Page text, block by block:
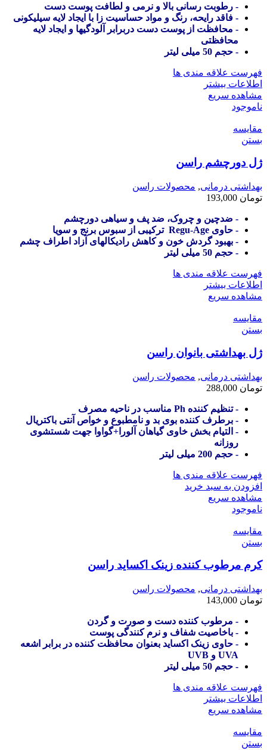
- رطوبت رسانی بالا و نرمی و لطافت پوست دست
- فاقد رایحه، رنگ و مواد حساسیت زا با ایجاد لایه سیلیکونی
- محافظت از پوست دست دربرابر آلودگیها و ایجاد لایه
محافظتی
- حجم 50 میلی لیتر
فهرست علاقه مندی ها
اطلاعات بیشتر
مشاهده سریع
ناموجود
مقایسه
بستن
ژل دورچشم راسن
بهداشتی درمانی, محصولات راسن
تومان
- ضدچین و چروک، ضد پف و سیاهی دورچشم
- حاوی Regu-Age ترکیبی از سبوس برنج و سویا
- بهبود گردش خون و کاهش رادیکالهای آزاد اطراف چشم
- حجم 50 میلی لیتر
فهرست علاقه مندی ها
اطلاعات بیشتر
مشاهده سریع
مقایسه
بستن
ژل بهداشتی بانوان راسن
بهداشتی درمانی, محصولات راسن
تومان
- تنظیم کننده Ph مناسب در ناحیه مصرف
- برطرف کننده بوی بد و نامطبوع و خواص آنتی باکتریال
- التیام بخش خاوی گیاهان آلورا+گواوا جهت شستشوی
روزانه
- حجم 200 میلی لیتر
فهرست علاقه مندی ها
افزودن به سبد خرید
مشاهده سریع
ناموجود
مقایسه
بستن
کرم مرطوب کننده زینک اکساید راسن
بهداشتی درمانی, محصولات راسن
تومان
- مرطوب کننده دست و صورت و گردن
- باخاصیت شفاف و نرم کنندگی پوست
- حاوی زینک اکساید بعنوان محافظت کننده در برابر اشعه
UVA و UVB
- حجم 50 میلی لیتر
فهرست علاقه مندی ها
اطلاعات بیشتر
مشاهده سریع
مقایسه
بستن